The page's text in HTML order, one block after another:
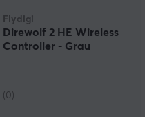
Flydigi
Direwolf 2 HE Wireless
Controller - Grau
(0)